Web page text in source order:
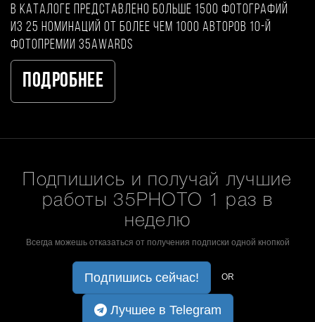
В каталоге представлено больше 1500 фотографий
из 25 номинаций от более чем 1000 авторов 10-й
фотопремии 35AWARDS
Подробнее
Подпишись и получай лучшие
работы 35PHOTO 1 раз в
неделю
Всегда можешь отказаться от получения подписки одной кнопкой
Подпишись сейчас! OR
Лучшее в Telegram